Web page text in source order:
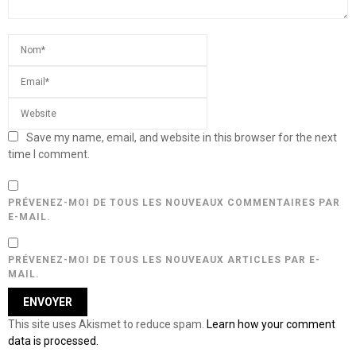
Save my name, email, and website in this browser for the next
time I comment.
PRÉVENEZ-MOI DE TOUS LES NOUVEAUX COMMENTAIRES PAR
E-MAIL.
PRÉVENEZ-MOI DE TOUS LES NOUVEAUX ARTICLES PAR E-
MAIL.
This site uses Akismet to reduce spam. Learn how your comment
data is processed.